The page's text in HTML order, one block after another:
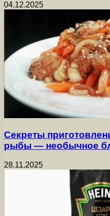
04.12.2025
Секреты
рыбы — необычное
28.11.2025